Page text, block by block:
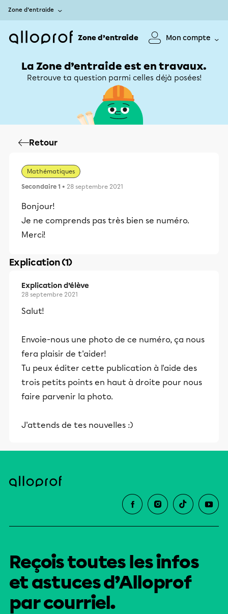
Zone d’entraide
Zone d’entraide Mon compte
La Zone d’entraide est en travaux.
Retrouve ta question parmi celles déjà posées!
Retour
Mathématiques
Secondaire 1 • 28 septembre 2021
Bonjour!
Je ne comprends pas très bien se numéro.
Merci!
Explication (1)
Explication d’élève
28 septembre 2021
Salut!
Envoie-nous une photo de ce numéro, ça nous
fera plaisir de t'aider!
Tu peux éditer cette publication à l'aide des
trois petits points en haut à droite pour nous
faire parvenir la photo.
J'attends de tes nouvelles :)
Reçois toutes les infos
et astuces d’Alloprof
par courriel.